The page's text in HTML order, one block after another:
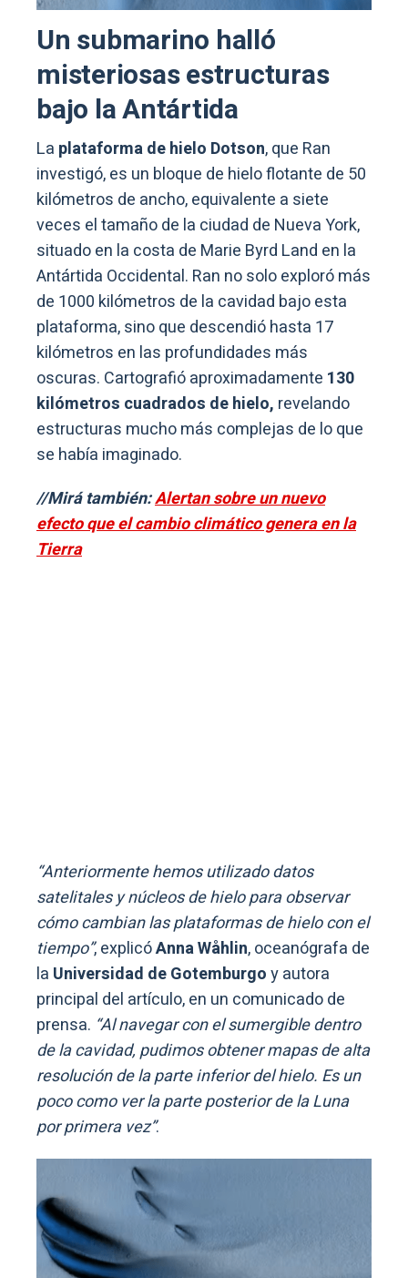
Un submarino halló
misteriosas estructuras
bajo la Antártida
La plataforma de hielo Dotson, que Ran
investigó, es un bloque de hielo flotante de 50
kilómetros de ancho, equivalente a siete
veces el tamaño de la ciudad de Nueva York,
situado en la costa de Marie Byrd Land en la
Antártida Occidental. Ran no solo exploró más
de 1000 kilómetros de la cavidad bajo esta
plataforma, sino que descendió hasta 17
kilómetros en las profundidades más
oscuras. Cartografió aproximadamente 130
kilómetros cuadrados de hielo, revelando
estructuras mucho más complejas de lo que
se había imaginado.
//Mirá también:Alertan sobre un nuevo
efecto que el cambio climático genera en la
Tierra
“Anteriormente hemos utilizado datos
satelitales y núcleos de hielo para observar
cómo cambian las plataformas de hielo con el
tiempo”, explicóAnna Wåhlin, oceanógrafa de
la Universidad de Gotemburgoy autora
principal del artículo, en un comunicado de
prensa. “Al navegar con el sumergible dentro
de la cavidad, pudimos obtener mapas de alta
resolución de la parte inferior del hielo. Es un
poco como ver la parte posterior de la Luna
por primera vez”.